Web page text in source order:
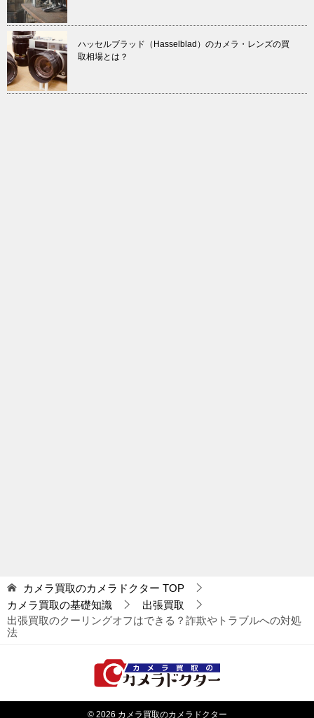
ハッセルブラッド（Hasselblad）のカメラ・レンズの買
取相場とは？
カメラ買取のカメラドクター TOP
カメラ買取の基礎知識
出張買取
出張買取のクーリングオフはできる？詐欺やトラブルへの対処
法
© 2026 カメラ買取のカメラドクター